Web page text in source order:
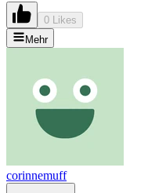
0 Likes
Mehr
corinnemuff